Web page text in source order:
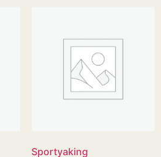
Sportyaking